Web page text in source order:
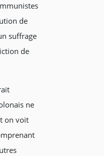
de
suffrage
de
ne
on voit